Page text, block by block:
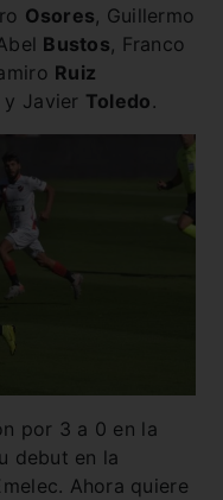
Osores, Guillermo
Bustos, Franco
Ruiz
y Javier Toledo .
por 3 a 0 en la
debut en la
Ahora quiere